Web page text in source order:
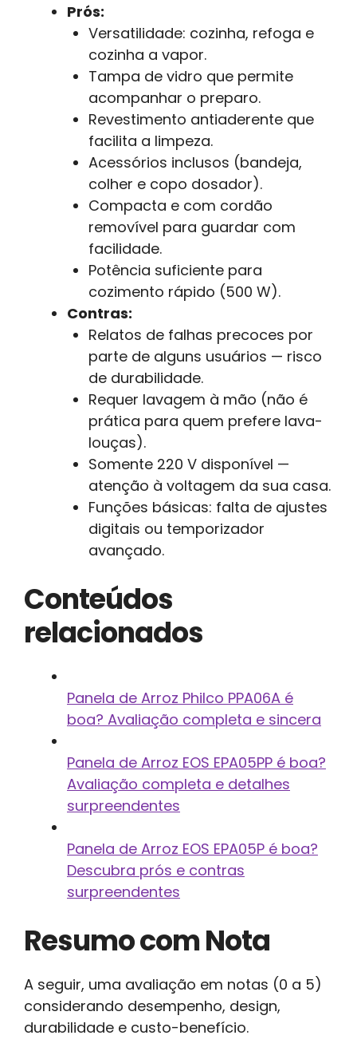
Prós:
Versatilidade: cozinha, refoga e
cozinha a vapor.
Tampa de vidro que permite
acompanhar o preparo.
Revestimento antiaderente que
facilita a limpeza.
Acessórios inclusos (bandeja,
colher e copo dosador).
Compacta e com cordão
removível para guardar com
facilidade.
Potência suficiente para
cozimento rápido (500 W).
Contras:
Relatos de falhas precoces por
parte de alguns usuários — risco
de durabilidade.
Requer lavagem à mão (não é
prática para quem prefere lava-
louças).
Somente 220 V disponível —
atenção à voltagem da sua casa.
Funções básicas: falta de ajustes
digitais ou temporizador
avançado.
Conteúdos
relacionados
Panela de Arroz Philco PPA06A é
boa? Avaliação completa e sincera
Panela de Arroz EOS EPA05PP é boa?
Avaliação completa e detalhes
surpreendentes
Panela de Arroz EOS EPA05P é boa?
Descubra prós e contras
surpreendentes
Resumo com Nota
A seguir, uma avaliação em notas (0 a 5)
considerando desempenho, design,
durabilidade e custo-benefício.